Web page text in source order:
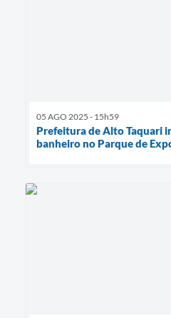
05 AGO 2025 - 15h59
Prefeitura de Alto Taquari
banheiro no Parque de